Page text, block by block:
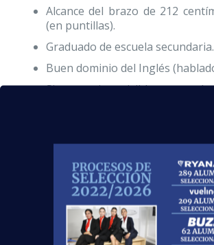
Alcance del brazo de 212
(en puntillas).
Graduado de escuela secundaria.
Buen dominio del Inglés
Sin tatuajes visibles con el
requisitos del equipo de la
seleccionados
por
conseguirán:
Contrato de al menos 3
compañía aérea